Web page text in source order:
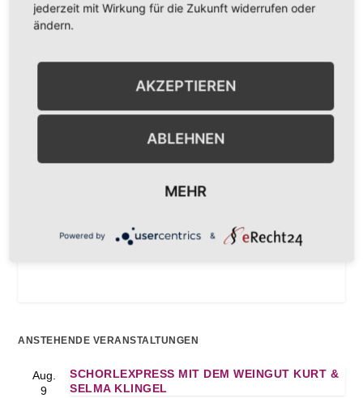
Festwiese Bockenheim
Bockenheim an der Weinstraße, RP
Deutschland Google Karte
Bengel
ANSTEHENDE VERANSTALTUNGEN
Aug.
9
SCHORLEXPRESS MIT DEM WEINGUT KURT &
SELMA KLINGEL
jederzeit mit Wirkung für die Zukunft widerrufen oder
ändern.
AKZEPTIEREN
ABLEHNEN
MEHR
Powered by &